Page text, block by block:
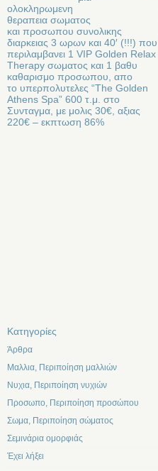
ολοκληρωμενη
θεραπεια σωματος
και προσωπου συνολικης
διαρκειας 3 ωρων και 40′ (!!!) που
περιλαμβανει 1 VIP Golden Relax
Therapy σωματος και 1 βαθυ
καθαρισμο προσωπου, απο
το υπερπολυτελες “The Golden
Athens Spa” 600 τ.μ. στο
Συνταγμα, με μολις 30€, αξιας
220€ – εκπτωση 86%
Kατηγορίες
Άρθρα
Μαλλια, Περιποίηση μαλλιών
Νυχια, Περιποίηση νυχιών
Προσωπο, Περιποίηση προσώπου
Σωμα, Περιποίηση σώματος
Σεμινάρια ομορφιάς
Έχει λήξει